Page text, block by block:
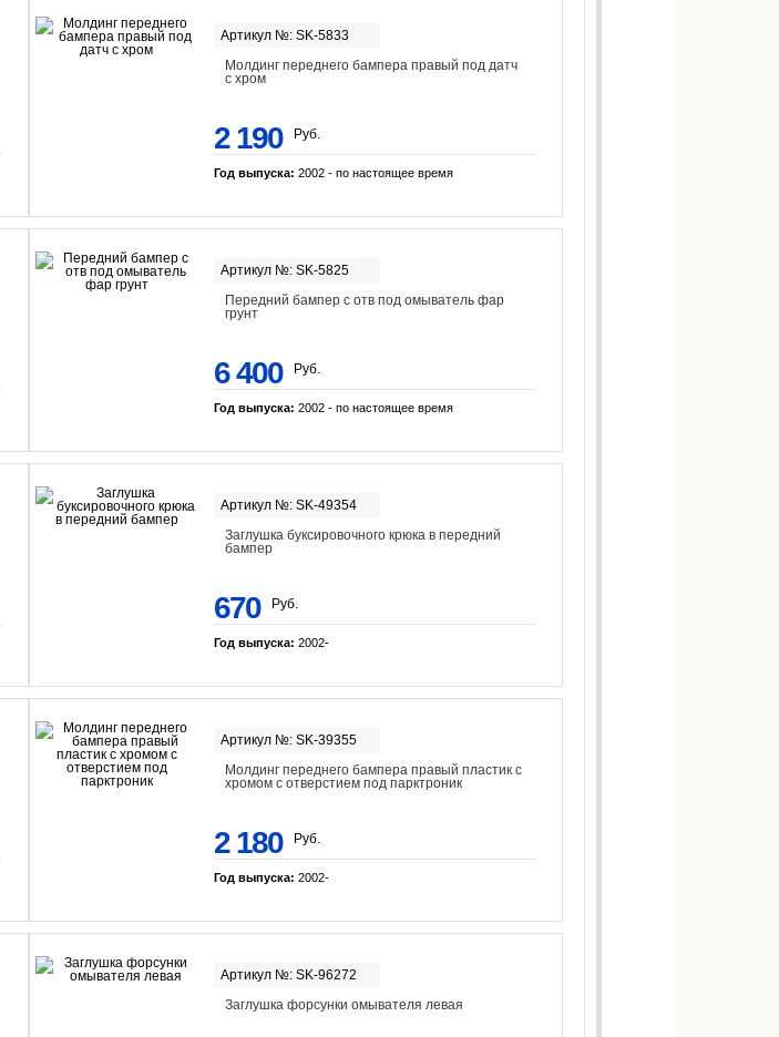
Артикул №: SK-5833
Молдинг переднего бампера правый под датч
с хром
2 190 Руб.
Год выпуска: 2002 - по настоящее время
Артикул №: SK-5825
Передний бампер с отв под омыватель фар
грунт
6 400 Руб.
Год выпуска: 2002 - по настоящее время
Артикул №: SK-49354
Заглушка буксировочного крюка в передний
бампер
670 Руб.
Год выпуска: 2002-
Артикул №: SK-39355
Молдинг переднего бампера правый пластик с
хромом с отверстием под парктроник
2 180 Руб.
Год выпуска: 2002-
Артикул №: SK-96272
Заглушка форсунки омывателя левая